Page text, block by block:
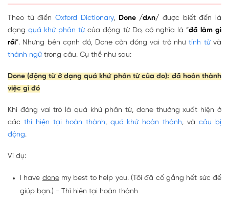
Theo từ điểnOxford Dictionary, Done /dʌn/ được biết đến là
dạngquá khứ phân từ của động từ Do, có nghĩa là “đã làm gì
rồi”. Nhưng bên cạnh đó, Done còn đóng vai trò nhưtính từvà
thành ngữ trong câu. Cụ thể như sau:
Done (động từ ở dạng quá khứ phân từ của do): đã hoàn thành
việc gì đó
Khi đóng vai trò là quá khứ phân từ, done thường xuất hiện ở
các thì hiện tại hoàn thành, quá khứ hoàn thành, vàcâu bị
động.
Ví dụ:
I have donemy best to help you. (Tôi đã cố gắng hết sức để
giúp bạn.) - Thì hiện tại hoàn thành